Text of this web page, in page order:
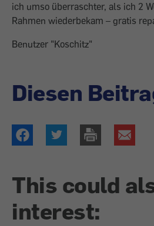
ich umso überraschter, als ich 2
Rahmen wiederbekam – gratis
Benutzer "Koschitz"
Diesen
This could
interest: